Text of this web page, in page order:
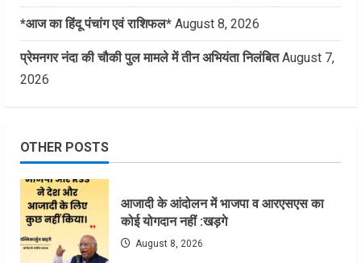
*आज का हिंदू पंचांग एवं राशिफल* August 8, 2026
प्रेमनगर नंदा की चौकी पुल मामले में तीन अभियंता निलंबित August 7,
2026
OTHER POSTS
आजादी के आंदोलन में भाजपा व आरएसएस का
कोई योगदान नहीं :खड़गे
August 8, 2026